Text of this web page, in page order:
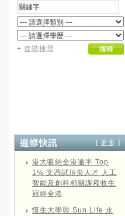
+ 進階搜尋
[ 更多 ]
港大吸納全港逾半 Top
1% 文憑試頂尖人才 人工
智能及創科相關課程收生
冠絕全港
恆生大學與 Sun Life 永